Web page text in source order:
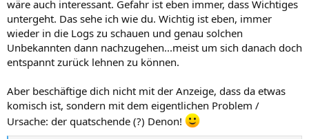
wäre auch interessant. Gefahr ist eben immer, dass Wichtiges
untergeht. Das sehe ich wie du. Wichtig ist eben, immer
wieder in die Logs zu schauen und genau solchen
Unbekannten dann nachzugehen...meist um sich danach doch
entspannt zurück lehnen zu können.
Aber beschäftige dich nicht mit der Anzeige, dass da etwas
komisch ist, sondern mit dem eigentlichen Problem /
Ursache: der quatschende (?) Denon!